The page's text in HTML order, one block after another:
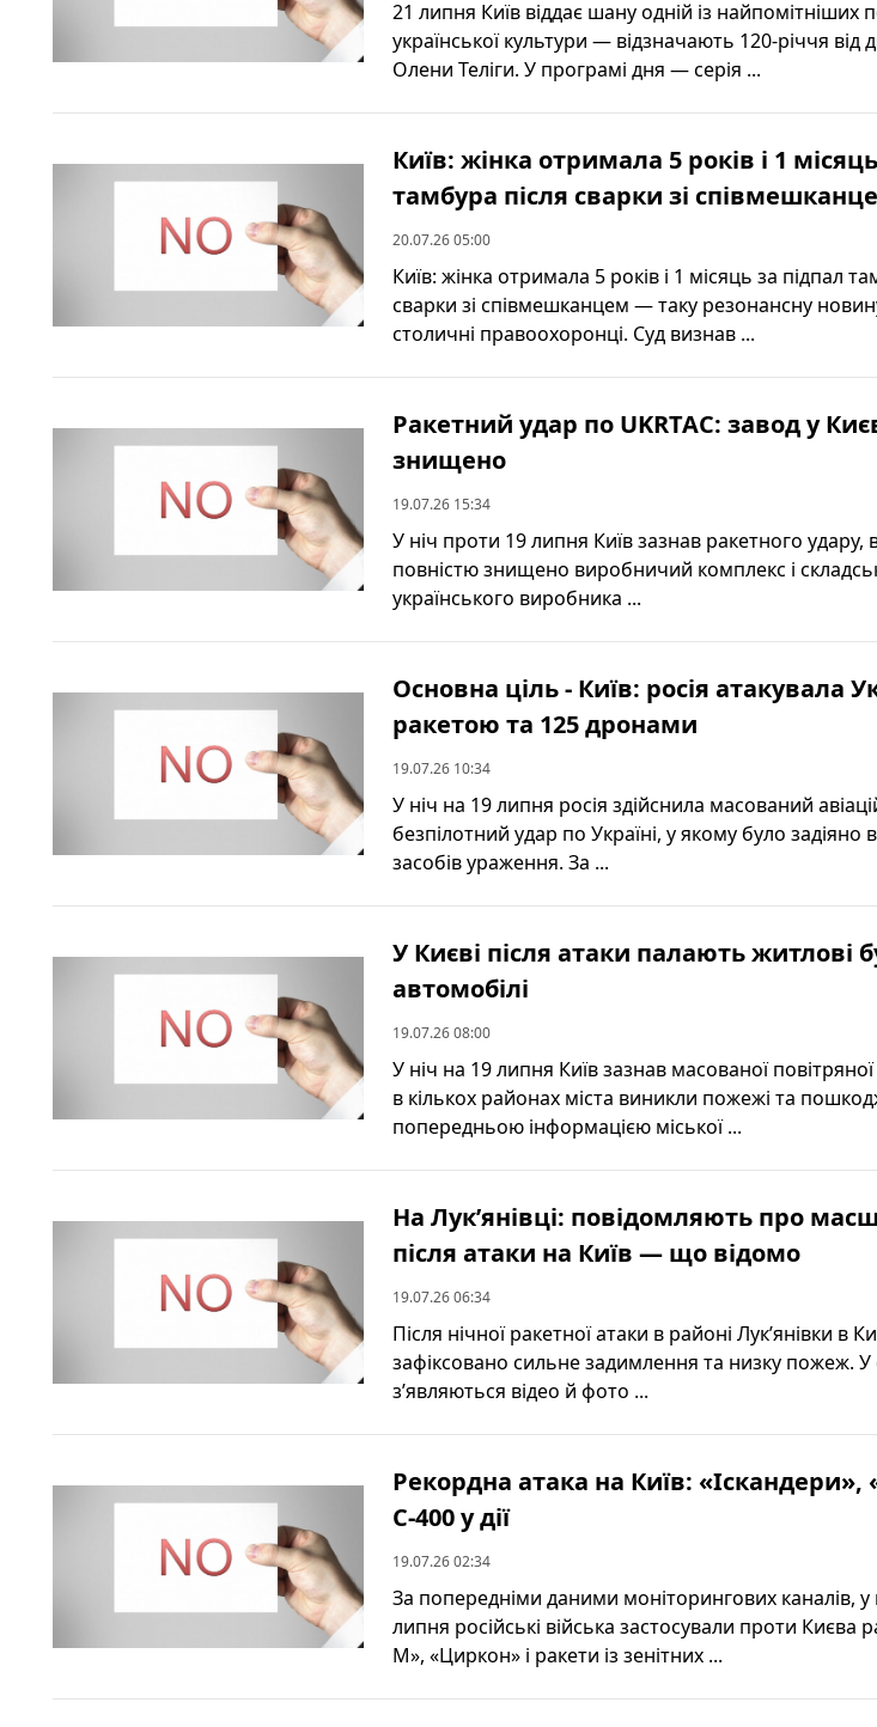
21 липня Київ віддає шану одній із найпомітніших
української культури — відзначають 120-річчя
Олени Теліги. У програмі дня — серія ...
Київ: жінка отримала 5 років і 1
тамбура після сварки зі
20.07.26 05:00
Київ: жінка отримала 5 років і 1 місяць за підпал
сварки зі співмешканцем — таку резонансну
столичні правоохоронці. Суд визнав ...
Ракетний удар по UKRTAC: завод у
знищено
19.07.26 15:34
У ніч проти 19 липня Київ зазнав ракетного удару,
повністю знищено виробничий комплекс і
українського виробника ...
Основна ціль - Київ: росія атакувала
ракетою та 125 дронами
19.07.26 10:34
У ніч на 19 липня росія здійснила масований
безпілотний удар по Україні, у якому було задіяно
засобів ураження. За ...
У Києві після атаки палають житлові
автомобілі
19.07.26 08:00
У ніч на 19 липня Київ зазнав масованої повітряної
в кількох районах міста виникли пожежі та
попередньою інформацією міської ...
На Лук’янівці: повідомляють про
після атаки на Київ — що відомо
19.07.26 06:34
Після нічної ракетної атаки в районі Лук’янівки в
зафіксовано сильне задимлення та низку пожеж.
з’являються відео й фото ...
Рекордна атака на Київ: «Іскандери»,
С-400 у дії
19.07.26 02:34
За попередніми даними моніторингових каналів, у
липня російські війська застосували проти Києва
М», «Циркон» і ракети із зенітних ...